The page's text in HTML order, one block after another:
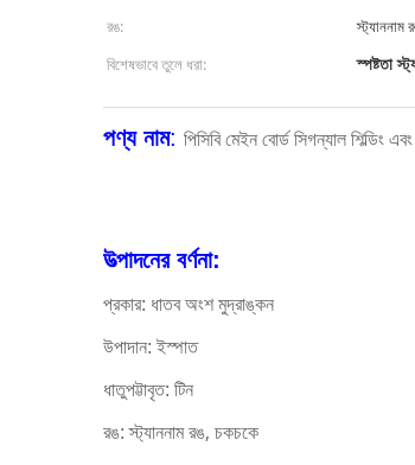
রঙ:
স্ট্যাননাম
বিশেষভাবে তুলে ধরা:
স্পষ্টতা
পণ্য নাম: পিসিবি মেইন বোর্ড সিগন্যাল শিল্ডিং
উত্পাদনের বর্ণনা:
প্রকার: ধাতব অংশ মুদ্রাঙ্কন
উপাদান: ইস্পাত
ধাতুপট্টাবৃত: টিন
রঙ:স্ট্যাননাম রঙ, চকচকে